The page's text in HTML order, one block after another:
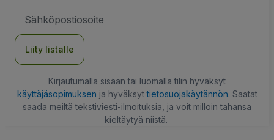
Liity listalle
Kirjautumalla sisään tai luomalla tilin hyväksyt
käyttäjäsopimuksen ja hyväksyttietosuojakäytännön. Saatat
saada meiltä tekstiviesti-ilmoituksia, ja voit milloin tahansa
kieltäytyä niistä.